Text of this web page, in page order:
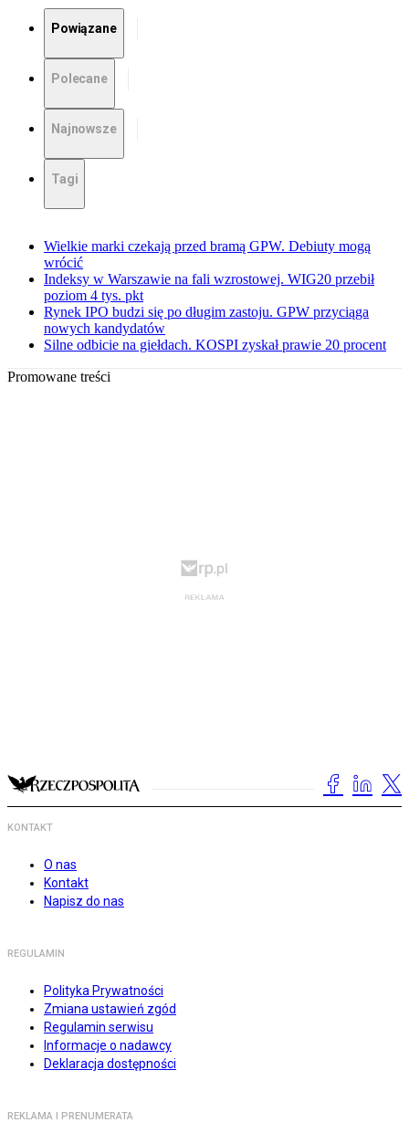
Powiązane
Polecane
Najnowsze
Tagi
Wielkie marki czekają przed bramą GPW. Debiuty mogą
wrócić
Indeksy w Warszawie na fali wzrostowej. WIG20 przebił
poziom 4 tys. pkt
Rynek IPO budzi się po długim zastoju. GPW przyciąga
nowych kandydatów
Silne odbicie na giełdach. KOSPI zyskał prawie 20 procent
Promowane treści
KONTAKT
O nas
Kontakt
Napisz do nas
REGULAMIN
Polityka Prywatności
Zmiana ustawień zgód
Regulamin serwisu
Informacje o nadawcy
Deklaracja dostępności
REKLAMA I PRENUMERATA